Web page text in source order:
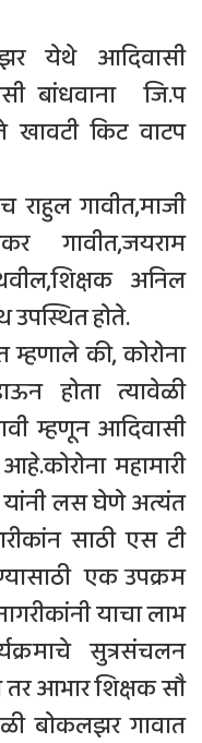
येथे आदिवासी
बांधवाना जि.प
खावटी किट वाटप
गावीत,माजी
गावीत,जयराम
अनिल
उपस्थित होते.
की, कोरोना
होता त्यावेळी
म्हणून आदिवासी
महामारी
लस घेणे अत्यंत
साठी एस टी
एक उपक्रम
याचा लाभ
सुत्रसंचलन
आभार शिक्षक सौ
बोकलझर गावात